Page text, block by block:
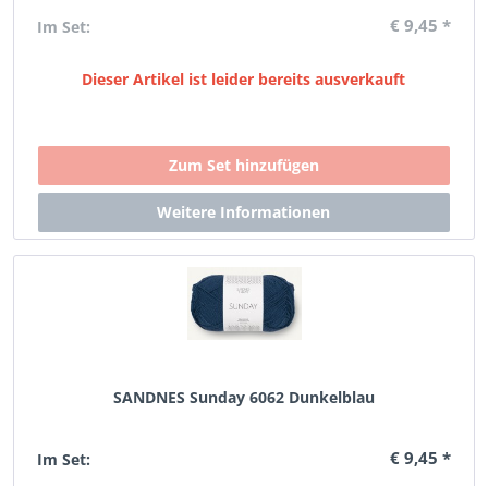
Im Set: € 9,45 *
Dieser Artikel ist leider bereits ausverkauft
SANDNES Sunday 6062 Dunkelblau
Im Set: € 9,45 *